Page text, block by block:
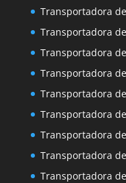
Transportadora
Transportadora
Transportadora
Transportadora
Transportadora
Transportadora
Transportadora
Transportadora
Transportadora